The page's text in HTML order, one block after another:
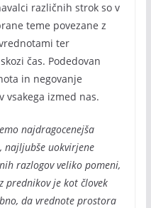
različnih strok so v
teme povezane z
ter
čas. Podedovan
in negovanje
vsakega izmed nas.
najdragocenejša
najljubše uokvirjene
razlogov veliko pomeni,
prednikov je kot človek
da vrednote prostora